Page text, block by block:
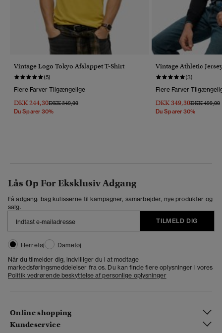
Vintage Logo Tokyo Afslappet T-Shirt
(5)
Flere Farver Tilgængelige
DKK 244,30Pris Nedsat Fra
DKK 349,00Til
Du Sparer 30%
Vintage Athletic
(3)
Flere Farver
DKK 349,30Pris Nedsat
DKK 499,00
Du Sparer 30%
Lås Op For Eksklusiv Adgang
Få adgang: bag kulisserne til kampagner, samarbejder, nye produkter og
salg.
TILMELD DIG
Herretøj
Dametøj
Når du tilmelder dig, indvilliger du i at modtage
markedsføringsmeddelelser fra os. Du kan finde flere oplysninger i vores
Politik vedrørende beskyttelse af personlige oplysninger
Online shopping
Kundeservice